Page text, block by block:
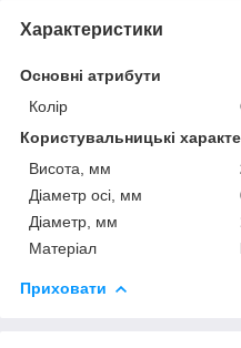
Характеристики
Основні атрибути
Колір
Користувальницькі
Висота, мм
Діаметр осі, мм
Діаметр, мм
Матеріал
Приховати